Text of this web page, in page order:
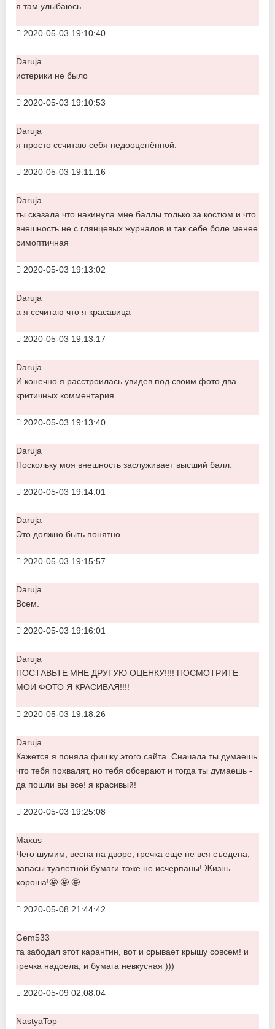
я там улыбаюсь
2020-05-03 19:10:40
Daruja
истерики не было
2020-05-03 19:10:53
Daruja
я просто ссчитаю себя недооценённой.
2020-05-03 19:11:16
Daruja
ты сказала что накинула мне баллы только за костюм и что
внешность не с глянцевых журналов и так себе боле менее
симоптичная
2020-05-03 19:13:02
Daruja
а я ссчитаю что я красавица
2020-05-03 19:13:17
Daruja
И конечно я расстроилась увидев под своим фото два
критичных комментария
2020-05-03 19:13:40
Daruja
Поскольку моя внешность заслуживает высший балл.
2020-05-03 19:14:01
Daruja
Это должно быть понятно
2020-05-03 19:15:57
Daruja
Всем.
2020-05-03 19:16:01
Daruja
ПОСТАВЬТЕ МНЕ ДРУГУЮ ОЦЕНКУ!!!! ПОСМОТРИТЕ
МОИ ФОТО Я КРАСИВАЯ!!!!
2020-05-03 19:18:26
Daruja
Кажется я поняла фишку этого сайта. Сначала ты думаешь
что тебя похвалят, но тебя обсерают и тогда ты думаешь -
да пошли вы все! я красивый!
2020-05-03 19:25:08
Maxus
Чего шумим, весна на дворе, гречка еще не вся съедена,
запасы туалетной бумаги тоже не исчерпаны! Жизнь
хороша!🤩 🤩 🤩
2020-05-08 21:44:42
Gem533
та забодал этот карантин, вот и срывает крышу совсем! и
гречка надоела, и бумага невкусная )))
2020-05-09 02:08:04
NastyaTop